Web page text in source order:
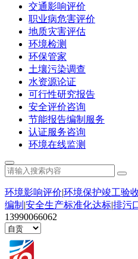
交通影响评价
职业病危害评价
地质灾害评估
环境检测
环保管家
土壤污染调查
水资源论证
可行性研究报告
安全评价咨询
节能报告编制服务
认证服务咨询
环境在线监测
环境影响评价|环境保护竣工验
编制 |安全生产标准化达标|排污
13990066062